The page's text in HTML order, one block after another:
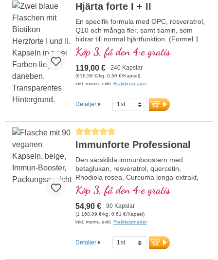
expertis inom växtämnen samt makro-
och mikronäringsämnen, under ledning av
Dr. med. Alexander Michalzik.
Hjärta forte I + II
En specifik formula med OPC, resveratrol,
Q10 och många fler, samt tiamin, som
bidrar till normal hjärtfunktion. (Formel 1
och Formel 2)
Köp 3, få den 4:e gratis
119,00 € 240 Kapslar
(616,58 €/kg, 0,50 €/Kapsel)
inkl. moms. exkl. Fraktkostnader
Detaljer
Genomsnittligt betyg på 5 av 5 stjärnor
Immunforte Professional
Den särskilda immunboostern med
betaglukan, resveratrol, quercetin,
Rhodiola rosea, Curcuma longa-extrakt,
EGCG och piperinextrakt. Vitamin D3,
vitamin C, selen och zink bidrar till
immunsystemets normala funktion.
Köp 3, få den 4:e gratis
54,90 € 90 Kapslar
(1 168,09 €/kg, 0,61 €/Kapsel)
inkl. moms. exkl. Fraktkostnader
Detaljer